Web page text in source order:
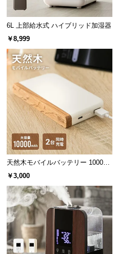
ブ
ロ
グ
業
6L 上部給水式 ハイブリッド加湿器
￥8,999
天然木モバイルバッテリー 10000m
Ah USB-C/USB-A 2台同時充電対応
￥3,000